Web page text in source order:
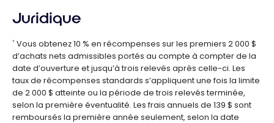
Juridique
† Vous obtenez 10 % en récompenses sur les premiers 2 000 $
d’achats nets admissibles portés au compte à compter de la
date d’ouverture et jusqu’à trois relevés après celle-ci. Les
taux de récompenses standards s’appliquent une fois la limite
de 2 000 $ atteinte ou la période de trois relevés terminée,
selon la première éventualité. Les frais annuels de 139 $ sont
remboursés la première année seulement, selon la date